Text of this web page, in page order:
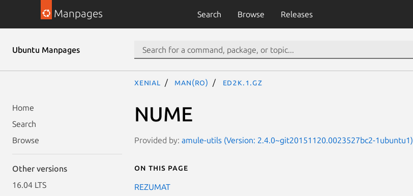
Manpages Search Browse Releases
Ubuntu Manpages
Home
Search
Browse
Other versions
16.04 LTS
xenial man(ro) ed2k.1.gz
NUME
Provided by: amule-utils (Version: 2.4.0~git20151120.0023527bc2-1ubuntu1)
On this page
REZUMAT